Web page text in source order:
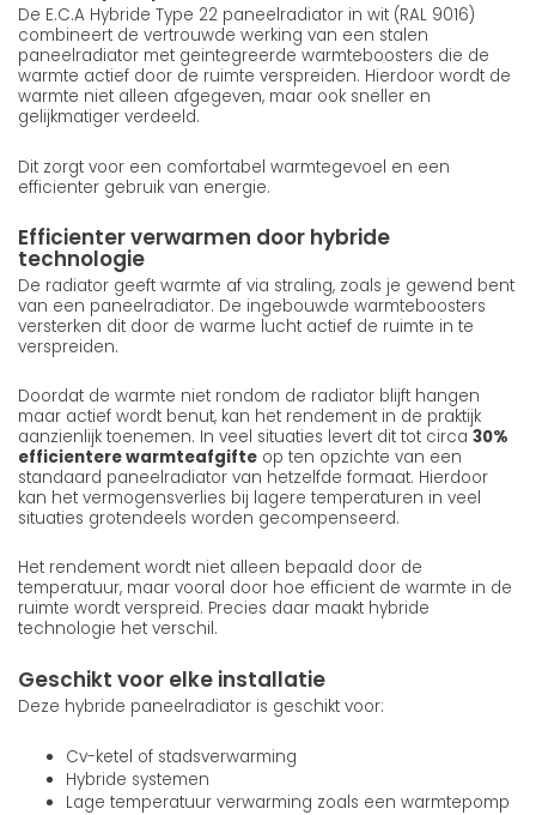
De E.C.A Hybride Type 22 paneelradiator in wit (RAL 9016)
combineert de vertrouwde werking van een stalen
paneelradiator met geintegreerde warmteboosters die de
warmte actief door de ruimte verspreiden. Hierdoor wordt de
warmte niet alleen afgegeven, maar ook sneller en
gelijkmatiger verdeeld.
Dit zorgt voor een comfortabel warmtegevoel en een
efficienter gebruik van energie.
Efficienter verwarmen door hybride
technologie
De radiator geeft warmte af via straling, zoals je gewend bent
van een paneelradiator. De ingebouwde warmteboosters
versterken dit door de warme lucht actief de ruimte in te
verspreiden.
Doordat de warmte niet rondom de radiator blijft hangen
maar actief wordt benut, kan het rendement in de praktijk
aanzienlijk toenemen. In veel situaties levert dit tot circa 30%
efficientere warmteafgifte op ten opzichte van een
standaard paneelradiator van hetzelfde formaat. Hierdoor
kan het vermogensverlies bij lagere temperaturen in veel
situaties grotendeels worden gecompenseerd.
Het rendement wordt niet alleen bepaald door de
temperatuur, maar vooral door hoe efficient de warmte in de
ruimte wordt verspreid. Precies daar maakt hybride
technologie het verschil.
Geschikt voor elke installatie
Deze hybride paneelradiator is geschikt voor:
Cv-ketel of stadsverwarming
Hybride systemen
Lage temperatuur verwarming zoals een warmtepomp